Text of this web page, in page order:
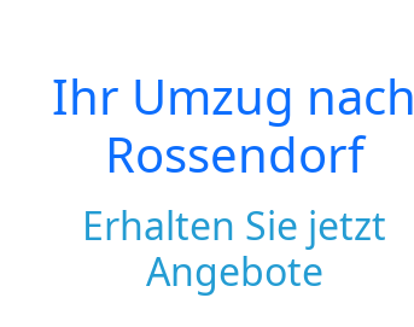
Ihr Umzug nach
Rossendorf
Erhalten Sie jetzt
Angebote